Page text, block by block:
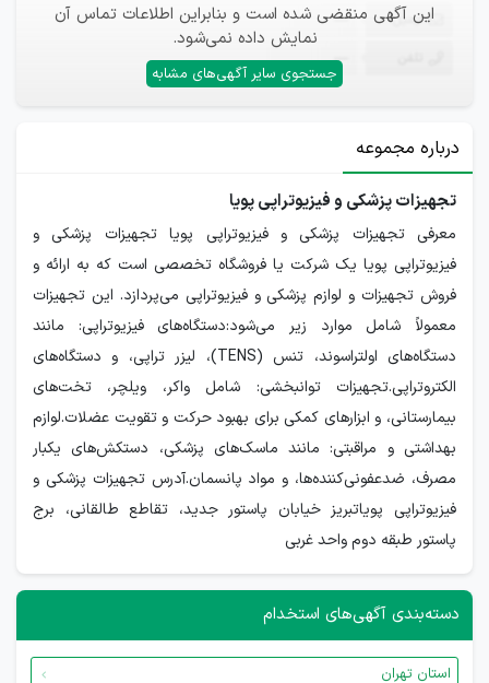
این آگهی منقضی شده است و بنابراین اطلاعات تماس آن
نمایش داده نمی‌شود.
جستجوی سایر آگهی‌های مشابه
ایمیل —
—
درباره مجموعه
تجهیزات پزشکی و فیزیوتراپی پویا
معرفی تجهیزات پزشکی و فیزیوتراپی پویا تجهیزات پزشکی و
فیزیوتراپی پویا یک شرکت یا فروشگاه تخصصی است که به ارائه و
فروش تجهیزات و لوازم پزشکی و فیزیوتراپی می‌پردازد. این تجهیزات
معمولاً شامل موارد زیر می‌شود:دستگاه‌های فیزیوتراپی: مانند
دستگاه‌های اولتراسوند، تنس (TENS)، لیزر تراپی، و دستگاه‌های
الکتروتراپی.تجهیزات توانبخشی: شامل واکر، ویلچر، تخت‌های
بیمارستانی، و ابزارهای کمکی برای بهبود حرکت و تقویت عضلات.لوازم
بهداشتی و مراقبتی: مانند ماسک‌های پزشکی، دستکش‌های یکبار
مصرف، ضدعفونی‌کننده‌ها، و مواد پانسمان.آدرس تجهیزات پزشکی و
فیزیوتراپی پویاتبریز خیابان پاستور جدید، تقاطع طالقانی، برج
پاستور طبقه دوم واحد غربی
دسته‌بندی آگهی‌های استخدام
استان تهران